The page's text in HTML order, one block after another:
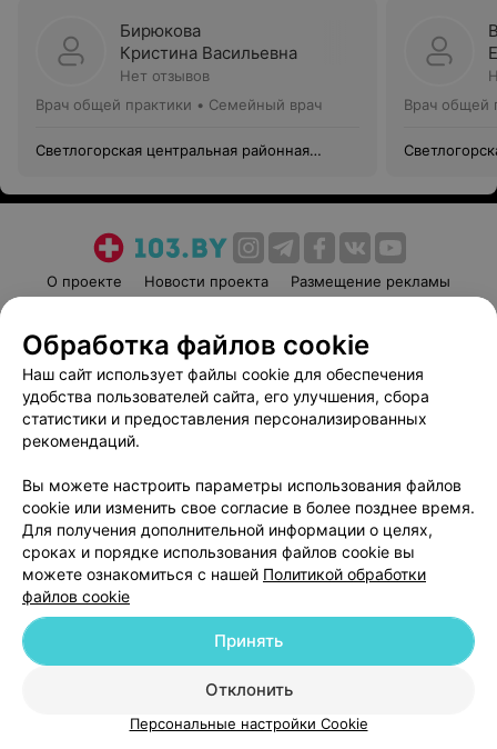
Бирюкова
Кристина Васильевна
Нет отзывов
Врач общей практики • Семейный врач
Светлогорская центральная районная
Врач общей
О проекте Новости проекта
Размещение рекламы
Пользовательское соглашение
Способы оплаты
Вакансии
Партнеры
Написать руководителю 103.by
Обработка персональных данных
© 2026 ООО «Артокс Лаб», УНП 191700409
| 220012, Республика Беларусь,
Служба поддержки +375 291212755
Обработка файлов cookie
Наш сайт использует файлы cookie для обеспечения
удобства пользователей сайта, его улучшения, сбора
статистики и предоставления персонализированных
рекомендаций.
Вы можете настроить параметры использования файлов
cookie или изменить свое согласие в более позднее время.
Для получения дополнительной информации о целях,
сроках и порядке использования файлов cookie вы
можете ознакомиться с нашей Политикой обработки
файлов cookie
Отклонить
Принять
Персональные настройки Cookie